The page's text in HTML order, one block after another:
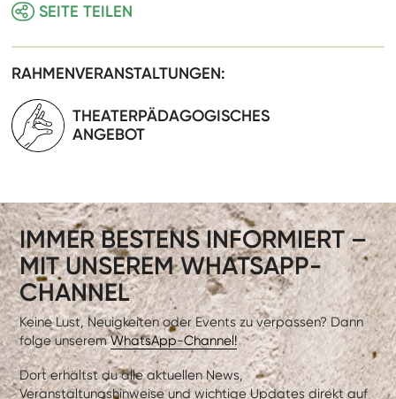
SEITE TEILEN
RAHMENVERANSTALTUNGEN:
THEATERPÄDAGOGISCHES
ANGEBOT
IMMER BESTENS INFORMIERT –
MIT UNSEREM WHATSAPP-
CHANNEL
Keine Lust, Neuigkeiten oder Events zu verpassen? Dann
folge unseremWhatsApp-Channel!
Dort erhältst du alle aktuellen News,
Veranstaltungshinweise und wichtige Updates direkt auf